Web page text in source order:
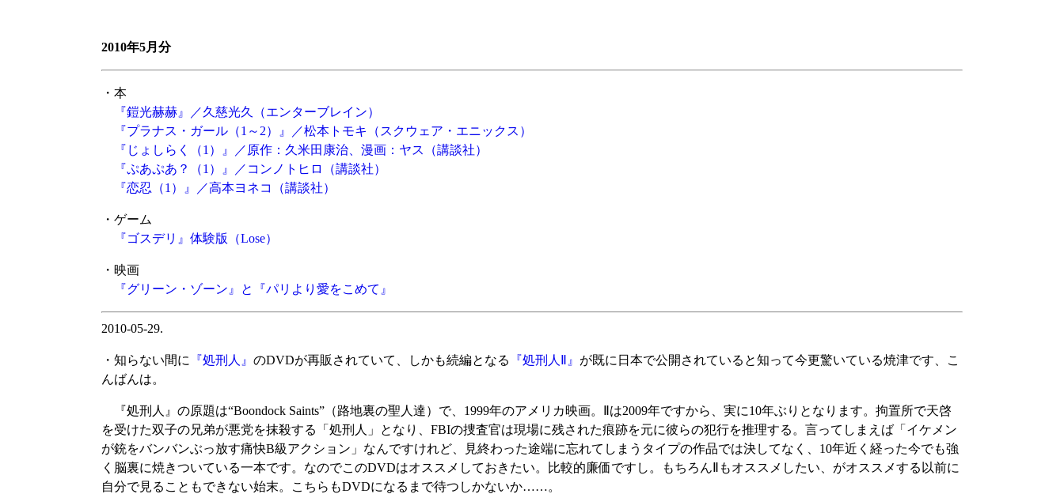
2010年5月分
・本
『鎧光赫赫』／久慈光久（エンターブレイン）
『プラナス・ガール（1～2）』／松本トモキ（スクウェア・エニックス）
『じょしらく（1）』／原作：久米田康治、漫画：ヤス（講談社）
『ぷあぷあ？（1）』／コンノトヒロ（講談社）
『恋忍（1）』／高本ヨネコ（講談社）
・ゲーム
『ゴスデリ』体験版
（Lose）
・映画
『グリーン・ゾーン』と『パリより愛をこめて』
2010-05-29.
・知らない間に 『処刑人』 のDVDが再販されていて、しかも続編となる 『処刑人Ⅱ』 が既に日本で公開されていると知って今更驚いている焼津です、こ
んばんは。
『処刑人』の原題は“Boondock Saints”（路地裏の聖人達）で、1999年のアメリカ映画。Ⅱは2009年ですから、実に10年ぶりとなります。拘置所で天啓
を受けた双子の兄弟が悪党を抹殺する「処刑人」となり、FBIの捜査官は現場に残された痕跡を元に彼らの犯行を推理する。言ってしまえば「イケメン
が銃をバンバンぶっ放す痛快B級アクション」なんですけれど、見終わった途端に忘れてしまうタイプの作品では決してなく、10年近く経った今でも強
く脳裏に焼きついている一本です。なのでこのDVDはオススメしておきたい。比較的廉価ですし。もちろんⅡもオススメしたい、がオススメする以前に
自分で見ることもできない始末。こちらもDVDになるまで待つしかないか……。